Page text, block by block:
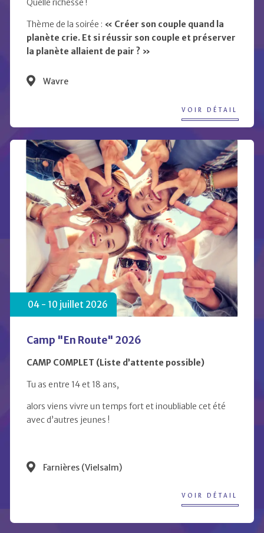
Quelle richesse !
Thème de la soirée : « Créer son couple quand la
planète crie. Et si réussir son couple et préserver
la planète allaient de pair ? »
Wavre
VOIR DÉTAIL
04 - 10 juillet 2026
Camp "En Route" 2026
CAMP COMPLET (Liste d’attente possible)
Tu as entre 14 et 18 ans,
alors viens vivre un temps fort et inoubliable cet été
avec d’autres jeunes !
Farnières (Vielsalm)
VOIR DÉTAIL